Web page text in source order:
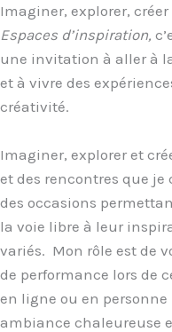
Imaginer, explorer, créer
Espaces d’inspiration,
une invitation à aller à
et à vivre des
créativité.
Imaginer, explorer et
et des rencontres que je
des occasions
la voie libre à leur
variés. Mon rôle est de
de performance lors de
en ligne ou en
ambiance chaleureuse